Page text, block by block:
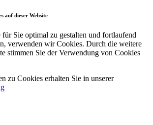
auf dieser Website
für Sie optimal zu gestalten und fortlaufend
verwenden wir Cookies. Durch die weitere
stimmen Sie der Verwendung von Cookies
zu Cookies erhalten Sie in unserer